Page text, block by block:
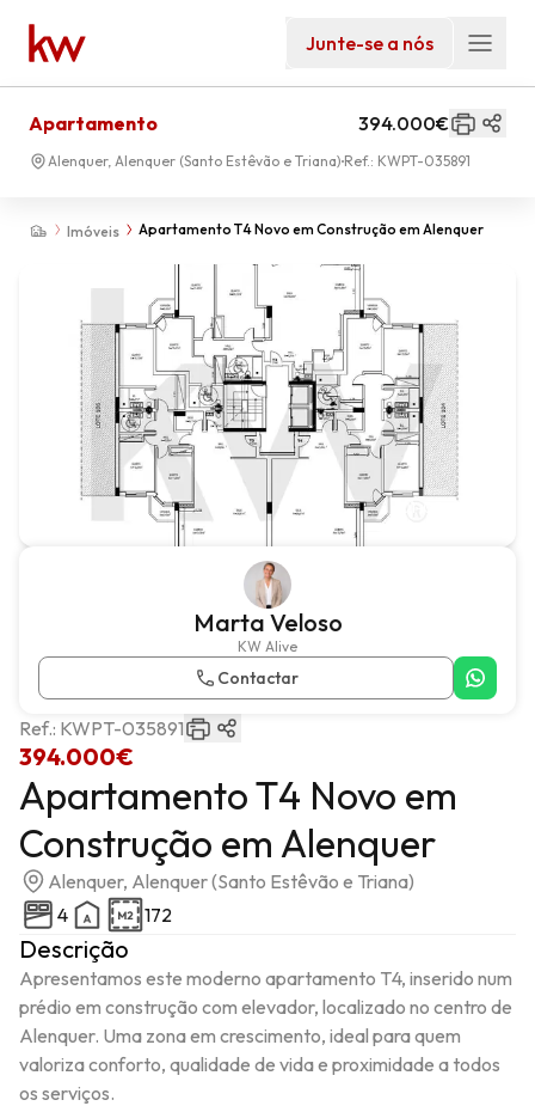
Junte-se a nós
Imóveis Apartamento T4 Novo em Construção em Alenquer
Apartamento 394.000€
Alenquer, Alenquer (Santo Estêvão e Triana) Ref.: KWPT-035891
Marta Veloso
KW Alive
Contactar
394.000€
Ref.: KWPT-035891
Apartamento T4 Novo em
Construção em Alenquer
Alenquer, Alenquer (Santo Estêvão e Triana)
4
172
Descrição
Apresentamos este moderno apartamento T4, inserido num
prédio em construção com elevador, localizado no centro de
Alenquer. Uma zona em crescimento, ideal para quem
valoriza conforto, qualidade de vida e proximidade a todos
os serviços.